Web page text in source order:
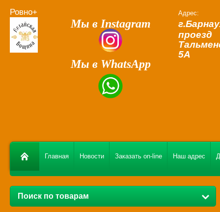
Ровно+
Мы в Instagram
Мы в WhatsApp
Адрес:
проезд
5А
Главная Новости Заказать on-line Наш адрес
Поиск по товарам